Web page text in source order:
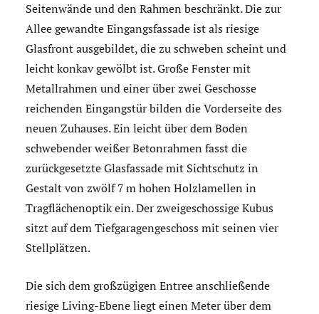
Seitenwände und den Rahmen beschränkt. Die zur
Allee gewandte Eingangsfassade ist als riesige
Glasfront ausgebildet, die zu schweben scheint und
leicht konkav gewölbt ist. Große Fenster mit
Metallrahmen und einer über zwei Geschosse
reichenden Eingangstür bilden die Vorderseite des
neuen Zuhauses. Ein leicht über dem Boden
schwebender weißer Betonrahmen fasst die
zurückgesetzte Glasfassade mit Sichtschutz in
Gestalt von zwölf 7 m hohen Holzlamellen in
Tragflächenoptik ein. Der zweigeschossige Kubus
sitzt auf dem Tiefgaragengeschoss mit seinen vier
Stellplätzen.
Die sich dem großzügigen Entree anschließende
riesige Living-Ebene liegt einen Meter über dem